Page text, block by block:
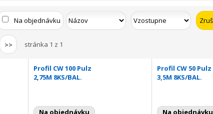
Na objednávku
>> stránka 1 z 1
Profil CW 100 Pulz
2,75M 8KS/BAL.
Na objednávku
Profil CW 50 Pulz
3,5M 8KS/BAL.
Na objednávku